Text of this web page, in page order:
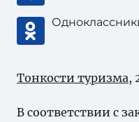
Тонкости туризма,
В соответствии с